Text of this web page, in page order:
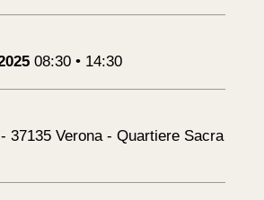
08:30 • 14:30
37135 Verona - Quartiere Sacra